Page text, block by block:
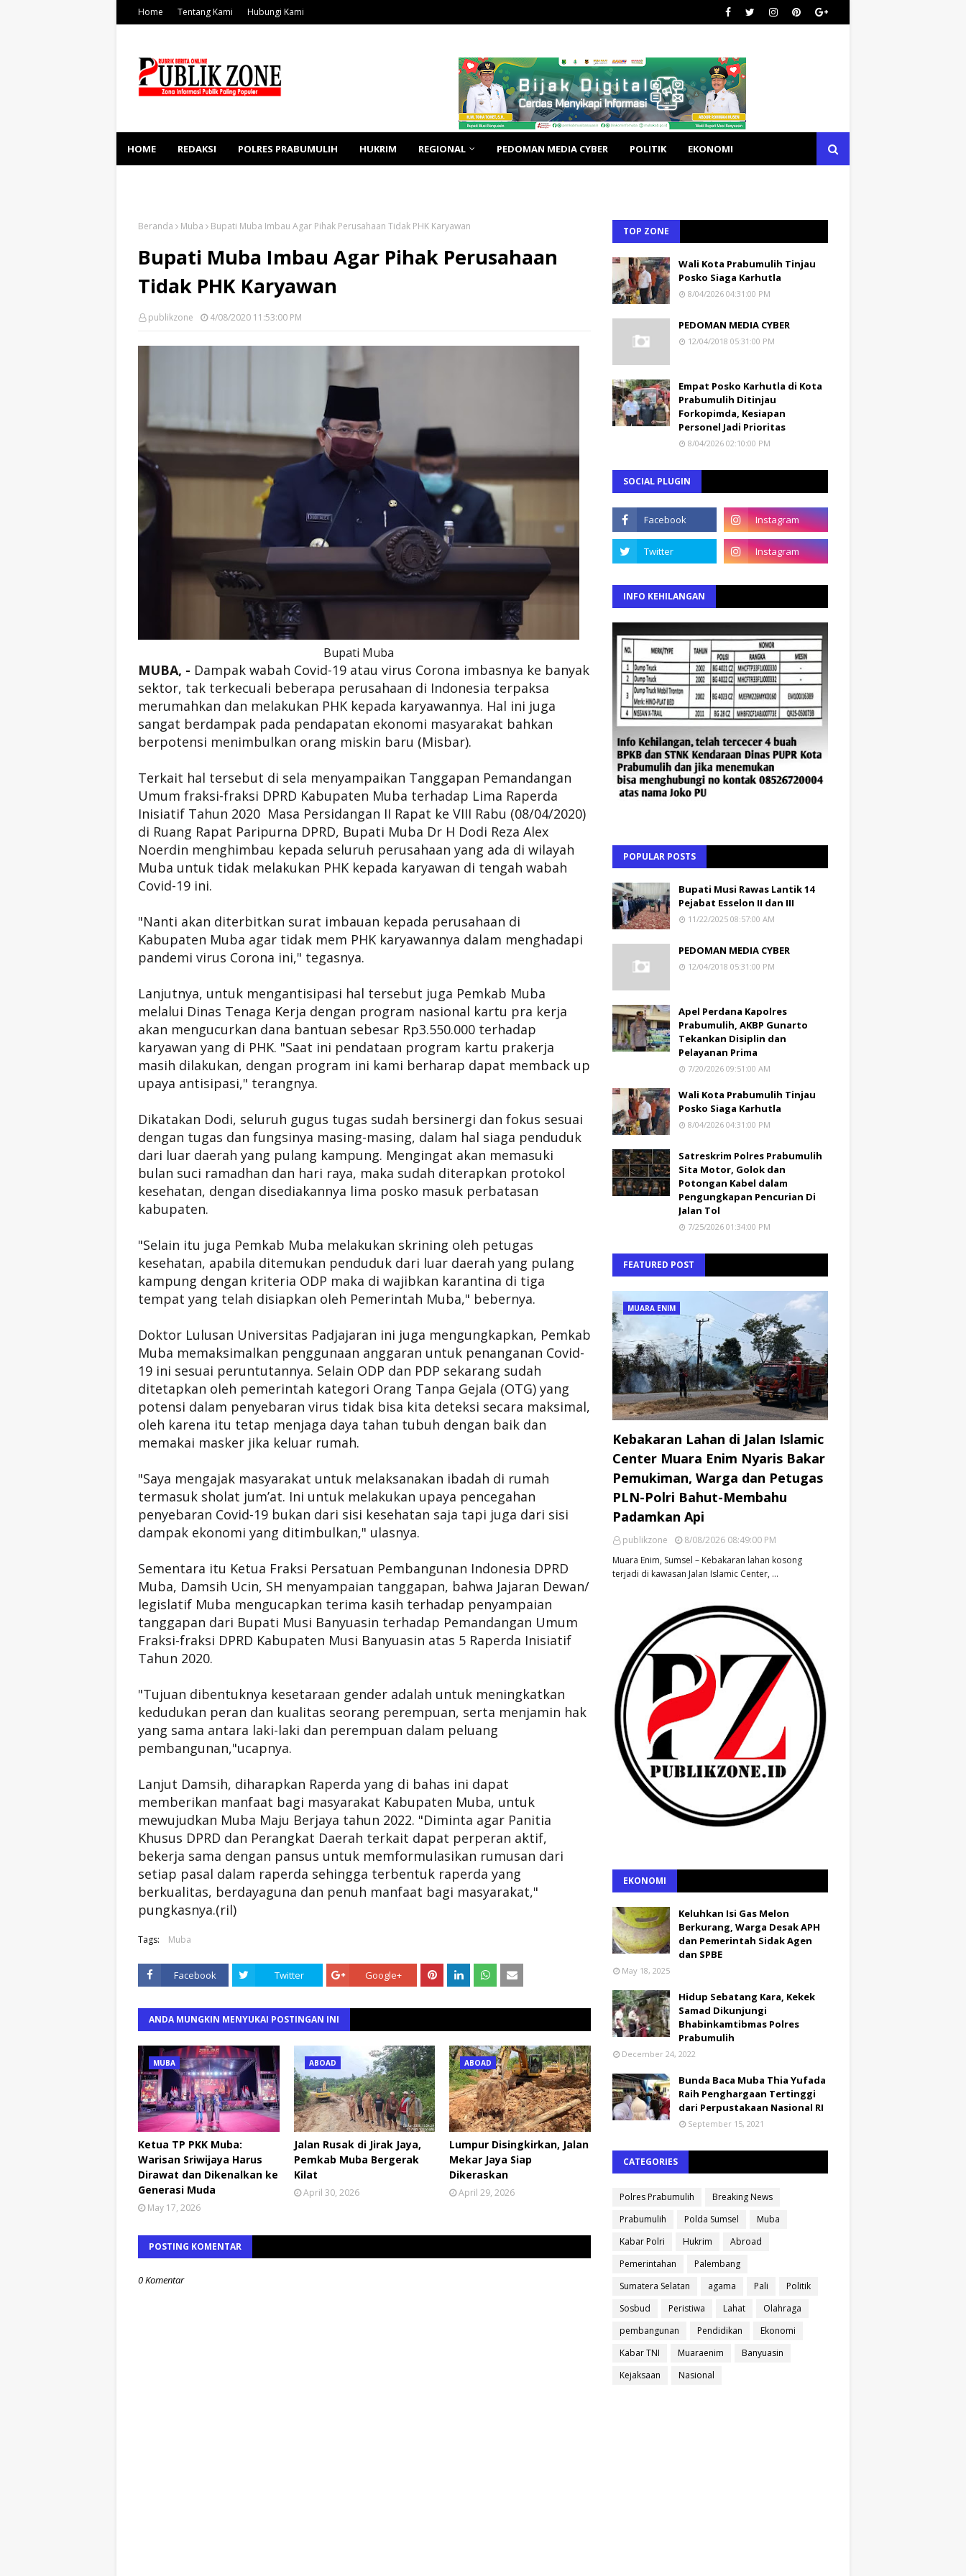
Home Tentang Kami Hubungi Kami
HOME REDAKSI POLRES PRABUMULIH HUKRIM REGIONAL PEDOMAN MEDIA CYBER POLITIK EKONOMI
Beranda Muba Bupati Muba Imbau Agar Pihak Perusahaan Tidak PHK Karyawan
Bupati Muba Imbau Agar Pihak Perusahaan
Tidak PHK Karyawan
publikzone 4/08/2020 11:53:00 PM
Bupati Muba
MUBA, - Dampak wabah Covid-19 atau virus Corona imbasnya ke banyak
sektor, tak terkecuali beberapa perusahaan di Indonesia terpaksa
merumahkan dan melakukan PHK kepada karyawannya. Hal ini juga
sangat berdampak pada pendapatan ekonomi masyarakat bahkan
berpotensi menimbulkan orang miskin baru (Misbar).
Terkait hal tersebut di sela menyampaikan Tanggapan Pemandangan
Umum fraksi-fraksi DPRD Kabupaten Muba terhadap Lima Raperda
Inisiatif Tahun 2020 Masa Persidangan II Rapat ke VIII Rabu (08/04/2020)
di Ruang Rapat Paripurna DPRD, Bupati Muba Dr H Dodi Reza Alex
Noerdin menghimbau kepada seluruh perusahaan yang ada di wilayah
Muba untuk tidak melakukan PHK kepada karyawan di tengah wabah
Covid-19 ini.
"Nanti akan diterbitkan surat imbauan kepada perusahaan di
Kabupaten Muba agar tidak mem PHK karyawannya dalam menghadapi
pandemi virus Corona ini," tegasnya.
Lanjutnya, untuk mengantisipasi hal tersebut juga Pemkab Muba
melalui Dinas Tenaga Kerja dengan program nasional kartu pra kerja
akan mengucurkan dana bantuan sebesar Rp3.550.000 terhadap
karyawan yang di PHK. "Saat ini pendataan program kartu prakerja
masih dilakukan, dengan program ini kami berharap dapat memback up
upaya antisipasi," terangnya.
Dikatakan Dodi, seluruh gugus tugas sudah bersinergi dan fokus sesuai
dengan tugas dan fungsinya masing-masing, dalam hal siaga penduduk
dari luar daerah yang pulang kampung. Mengingat akan memasuki
bulan suci ramadhan dan hari raya, maka sudah diterapkan protokol
kesehatan, dengan disediakannya lima posko masuk perbatasan
kabupaten.
"Selain itu juga Pemkab Muba melakukan skrining oleh petugas
kesehatan, apabila ditemukan penduduk dari luar daerah yang pulang
kampung dengan kriteria ODP maka di wajibkan karantina di tiga
tempat yang telah disiapkan oleh Pemerintah Muba," bebernya.
Doktor Lulusan Universitas Padjajaran ini juga mengungkapkan, Pemkab
Muba memaksimalkan penggunaan anggaran untuk penanganan Covid-
19 ini sesuai peruntutannya. Selain ODP dan PDP sekarang sudah
ditetapkan oleh pemerintah kategori Orang Tanpa Gejala (OTG) yang
potensi dalam penyebaran virus tidak bisa kita deteksi secara maksimal,
oleh karena itu tetap menjaga daya tahan tubuh dengan baik dan
memakai masker jika keluar rumah.
"Saya mengajak masyarakat untuk melaksanakan ibadah di rumah
termasuk sholat jum’at. Ini untuk melakukan upaya pencegahan
penyebaran Covid-19 bukan dari sisi kesehatan saja tapi juga dari sisi
dampak ekonomi yang ditimbulkan," ulasnya.
Sementara itu Ketua Fraksi Persatuan Pembangunan Indonesia DPRD
Muba, Damsih Ucin, SH menyampaian tanggapan, bahwa Jajaran Dewan/
legislatif Muba mengucapkan terima kasih terhadap penyampaian
tanggapan dari Bupati Musi Banyuasin terhadap Pemandangan Umum
Fraksi-fraksi DPRD Kabupaten Musi Banyuasin atas 5 Raperda Inisiatif
Tahun 2020.
"Tujuan dibentuknya kesetaraan gender adalah untuk meningkatkan
kedudukan peran dan kualitas seorang perempuan, serta menjamin hak
yang sama antara laki-laki dan perempuan dalam peluang
pembangunan,"ucapnya.
Lanjut Damsih, diharapkan Raperda yang di bahas ini dapat
memberikan manfaat bagi masyarakat Kabupaten Muba, untuk
mewujudkan Muba Maju Berjaya tahun 2022. "Diminta agar Panitia
Khusus DPRD dan Perangkat Daerah terkait dapat perperan aktif,
bekerja sama dengan pansus untuk memformulasikan rumusan dari
setiap pasal dalam raperda sehingga terbentuk raperda yang
berkualitas, berdayaguna dan penuh manfaat bagi masyarakat,"
pungkasnya.(ril)
Tags: Muba
Facebook Twitter Google+
ANDA MUNGKIN MENYUKAI POSTINGAN INI
MUBA
Ketua TP PKK Muba:
Warisan Sriwijaya Harus
Dirawat dan Dikenalkan ke
Generasi Muda
May 17, 2026
ABOAD
Jalan Rusak di Jirak Jaya,
Pemkab Muba Bergerak
Kilat
April 30, 2026
ABOAD
Lumpur Disingkirkan, Jalan
Mekar Jaya Siap
Dikeraskan
April 29, 2026
POSTING KOMENTAR
0 Komentar
TOP ZONE
Wali Kota Prabumulih Tinjau
Posko Siaga Karhutla
8/04/2026 04:31:00 PM
PEDOMAN MEDIA CYBER
12/04/2018 05:31:00 PM
Empat Posko Karhutla di Kota
Prabumulih Ditinjau
Forkopimda, Kesiapan
Personel Jadi Prioritas
8/04/2026 02:10:00 PM
SOCIAL PLUGIN
INFO KEHILANGAN
POPULAR POSTS
Bupati Musi Rawas Lantik 14
Pejabat Esselon II dan III
11/22/2025 08:57:00 AM
PEDOMAN MEDIA CYBER
12/04/2018 05:31:00 PM
Apel Perdana Kapolres
Prabumulih, AKBP Gunarto
Tekankan Disiplin dan
Pelayanan Prima
7/20/2026 09:51:00 AM
Wali Kota Prabumulih Tinjau
Posko Siaga Karhutla
8/04/2026 04:31:00 PM
Satreskrim Polres Prabumulih
Sita Motor, Golok dan
Potongan Kabel dalam
Pengungkapan Pencurian Di
Jalan Tol
7/25/2026 01:34:00 PM
FEATURED POST
MUARA ENIM
Kebakaran Lahan di Jalan Islamic
Center Muara Enim Nyaris Bakar
Pemukiman, Warga dan Petugas
PLN-Polri Bahut-Membahu
Padamkan Api
publikzone
8/08/2026 08:49:00 PM
Muara Enim, Sumsel – Kebakaran lahan kosong
terjadi di kawasan Jalan Islamic Center, …
EKONOMI
Keluhkan Isi Gas Melon
Berkurang, Warga Desak APH
dan Pemerintah Sidak Agen
dan SPBE
May 18, 2025
Hidup Sebatang Kara, Kekek
Samad Dikunjungi
Bhabinkamtibmas Polres
Prabumulih
December 24, 2022
Bunda Baca Muba Thia Yufada
Raih Penghargaan Tertinggi
dari Perpustakaan Nasional RI
September 15, 2021
CATEGORIES
Polres Prabumulih
Breaking News
Prabumulih
Polda Sumsel
Muba
Kabar Polri
Hukrim
Abroad
Pemerintahan
Palembang
Sumatera Selatan
agama Pali
Politik
Sosbud
Peristiwa Lahat
Olahraga
pembangunan
Pendidikan
Ekonomi
Kabar TNI
Muaraenim
Banyuasin
Kejaksaan
Nasional